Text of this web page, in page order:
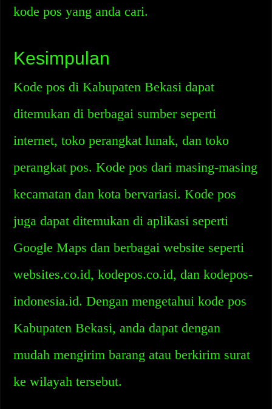
kode pos yang anda cari.
Kesimpulan
Kode pos di Kabupaten Bekasi dapat
ditemukan di berbagai sumber seperti
internet, toko perangkat lunak, dan toko
perangkat pos. Kode pos dari masing-masing
kecamatan dan kota bervariasi. Kode pos
juga dapat ditemukan di aplikasi seperti
Google Maps dan berbagai website seperti
websites.co.id, kodepos.co.id, dan kodepos-
indonesia.id. Dengan mengetahui kode pos
Kabupaten Bekasi, anda dapat dengan
mudah mengirim barang atau berkirim surat
ke wilayah tersebut.